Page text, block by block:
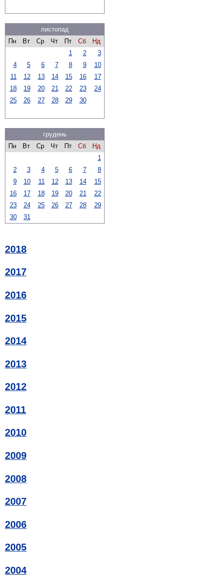
листопад
Пн
Вт Ср Чт Пт Сб
Нд
1
2
3
4
5 6 7 8 9
10
11
12 13 14 15 16
17
18
19 20 21 22 23
24
25
26 27 28 29 30
грудень
Пн
Вт Ср Чт Пт Сб
Нд
1
2
3 4 5 6 7
8
9
10 11 12 13 14
15
16
17 18 19 20 21
22
23
24 25 26 27 28
29
30
31
2018
2017
2016
2015
2014
2013
2012
2011
2010
2009
2008
2007
2006
2005
2004